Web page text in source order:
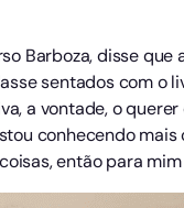
Barboza, disse
sentados com o
a vontade, o
conhecendo
então para